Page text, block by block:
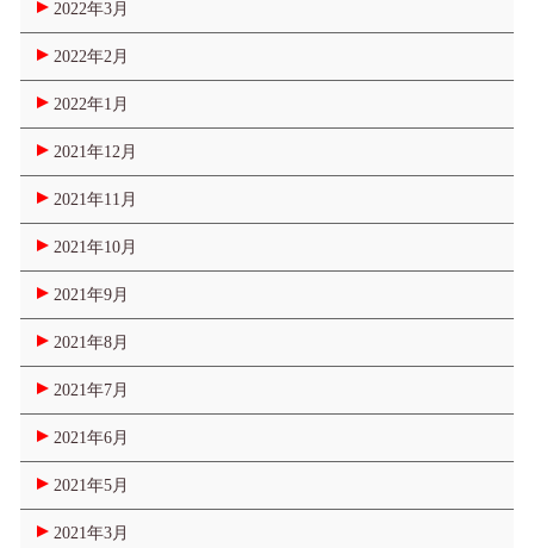
2022年3月
2022年2月
2022年1月
2021年12月
2021年11月
2021年10月
2021年9月
2021年8月
2021年7月
2021年6月
2021年5月
2021年3月